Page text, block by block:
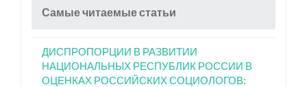
Самые читаемые статьи
ДИСПРОПОРЦИИ В РАЗВИТИИ
НАЦИОНАЛЬНЫХ РЕСПУБЛИК РОССИИ В
ОЦЕНКАХ РОССИЙСКИХ СОЦИОЛОГОВ: